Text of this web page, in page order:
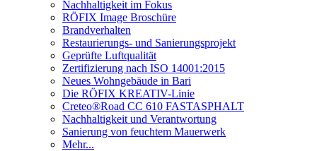
Nachhaltigkeit im Fokus
RÖFIX Image Broschüre
Brandverhalten
Restaurierungs- und Sanierungsprojekt
Geprüfte Luftqualität
Zertifizierung nach ISO 14001:2015
Neues Wohngebäude in Bari
Die RÖFIX KREATIV-Linie
Creteo®Road CC 610 FASTASPHALT
Nachhaltigkeit und Verantwortung
Sanierung von feuchtem Mauerwerk
Mehr...